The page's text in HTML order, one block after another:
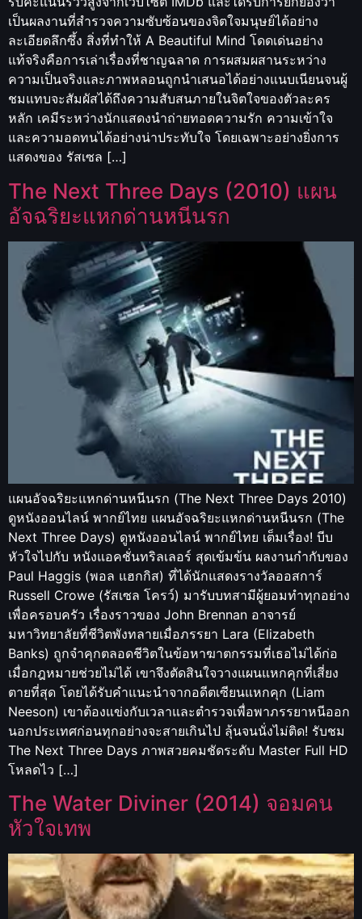
เป็นผลงานที่สำรวจความซับซ้อนของจิตใจมนุษย์ได้อย่าง
ละเอียดลึกซึ้ง สิ่งที่ทำให้ A Beautiful Mind โดดเด่นอย่าง
แท้จริงคือการเล่าเรื่องที่ชาญฉลาด การผสมผสานระหว่าง
ความเป็นจริงและภาพหลอนถูกนำเสนอได้อย่างแนบเนียนจนผู้
ชมแทบจะสัมผัสได้ถึงความสับสนภายในจิตใจของตัวละคร
หลัก เคมีระหว่างนักแสดงนำถ่ายทอดความรัก ความเข้าใจ
และความอดทนได้อย่างน่าประทับใจ โดยเฉพาะอย่างยิ่งการ
แสดงของ รัสเซล […]
The Next Three Days (2010) แผน
อัจฉริยะแหกด่านหนีนรก
แผนอัจฉริยะแหกด่านหนีนรก (The Next Three Days 2010)
ดูหนังออนไลน์ พากย์ไทย แผนอัจฉริยะแหกด่านหนีนรก (The
Next Three Days) ดูหนังออนไลน์ พากย์ไทย เต็มเรื่อง! บีบ
หัวใจไปกับ หนังแอคชั่นทริลเลอร์ สุดเข้มข้น ผลงานกำกับของ
Paul Haggis (พอล แฮกกิส) ที่ได้นักแสดงรางวัลออสการ์
Russell Crowe (รัสเซล โครว์) มารับบทสามีผู้ยอมทำทุกอย่าง
เพื่อครอบครัว เรื่องราวของ John Brennan อาจารย์
มหาวิทยาลัยที่ชีวิตพังทลายเมื่อภรรยา Lara (Elizabeth
Banks) ถูกจำคุกตลอดชีวิตในข้อหาฆาตกรรมที่เธอไม่ได้ก่อ
เมื่อกฎหมายช่วยไม่ได้ เขาจึงตัดสินใจวางแผนแหกคุกที่เสี่ยง
ตายที่สุด โดยได้รับคำแนะนำจากอดีตเซียนแหกคุก (Liam
Neeson) เขาต้องแข่งกับเวลาและตำรวจเพื่อพาภรรยาหนีออก
นอกประเทศก่อนทุกอย่างจะสายเกินไป ลุ้นจนนั่งไม่ติด! รับชม
The Next Three Days ภาพสวยคมชัดระดับ Master Full HD
โหลดไว […]
The Water Diviner (2014) จอมคน
หัวใจเทพ